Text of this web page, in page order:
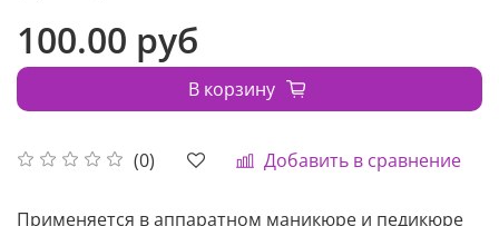
(0) Добавить в сравнение
100.00 руб
В корзину
Применяется в аппаратном маникюре и педикюре